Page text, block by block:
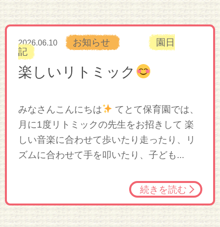
2026.06.10 お知らせ
園日
記
楽しいリトミック
みなさんこんにちは
てとて保育園では、
月に1度リトミックの先生をお招きして 楽
しい音楽に合わせて歩いたり走ったり、リ
ズムに合わせて手を叩いたり、子ども...
続きを読む